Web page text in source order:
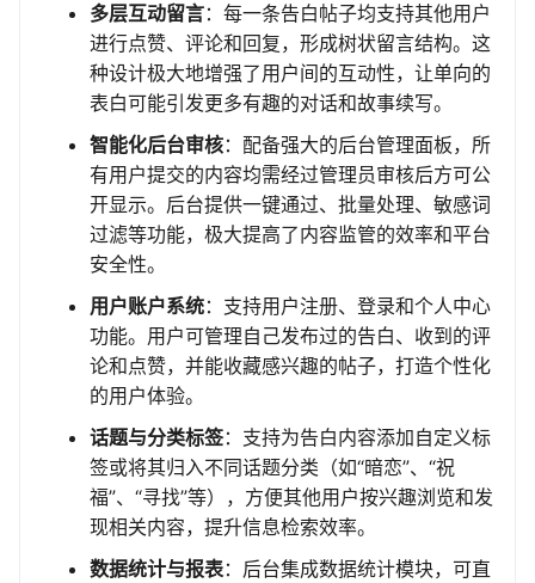
多层互动留言：每一条告白帖子均支持其他用户
进行点赞、评论和回复，形成树状留言结构。这
种设计极大地增强了用户间的互动性，让单向的
表白可能引发更多有趣的对话和故事续写。
智能化后台审核：配备强大的后台管理面板，所
有用户提交的内容均需经过管理员审核后方可公
开显示。后台提供一键通过、批量处理、敏感词
过滤等功能，极大提高了内容监管的效率和平台
安全性。
用户账户系统：支持用户注册、登录和个人中心
功能。用户可管理自己发布过的告白、收到的评
论和点赞，并能收藏感兴趣的帖子，打造个性化
的用户体验。
话题与分类标签：支持为告白内容添加自定义标
签或将其归入不同话题分类（如“暗恋”、“祝
福”、“寻找”等），方便其他用户按兴趣浏览和发
现相关内容，提升信息检索效率。
数据统计与报表：后台集成数据统计模块，可直